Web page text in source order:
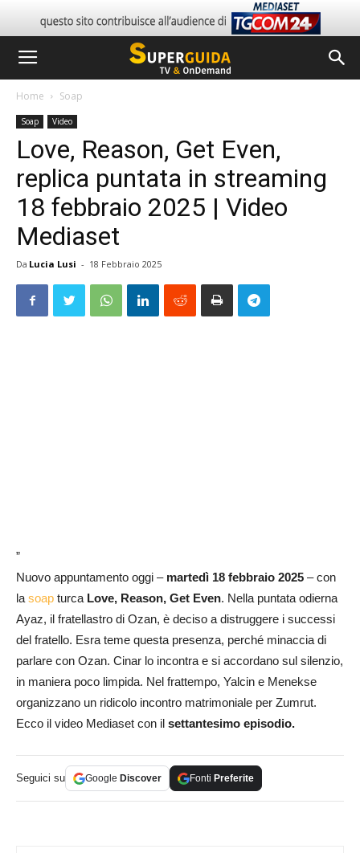
Home Soap
Soap Video
Love, Reason, Get Even,
replica puntata in streaming
18 febbraio 2025 | Video
Mediaset
Da Lucia Lusi - 18 Febbraio 2025
”
Nuovo appuntamento oggi – martedì 18 febbraio 2025 – con
lasoap turca Love, Reason, Get Even. Nella puntata odierna
Ayaz, il fratellastro di Ozan, è deciso a distruggere i successi
del fratello. Esra teme questa presenza, perché minaccia di
parlare con Ozan. Cinar lo incontra e si accordano sul silenzio,
in maniera poco limpida. Nel frattempo, Yalcin e Menekse
organizzano un ridicolo incontro matrimoniale per Zumrut.
Ecco il video Mediaset con il settantesimo episodio.
Seguici su Google Discover Fonti Preferite